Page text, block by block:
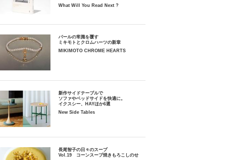
What Will You Read Next ?
パールの常識を覆す
ミキモトとクロムハーツの新章
MIKIMOTO CHROME HEARTS
新作サイドテーブルで
ソファやベッドサイドを快適に。
イクスシー、HAYほか6選
New Side Tables
長尾智子の日々のスープ
Vol.19 コーンスープ焼きもろこしのせ